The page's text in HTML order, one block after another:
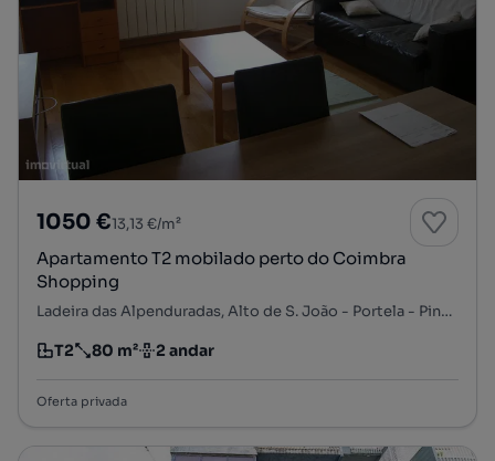
1050 €13,13 €/m²
Apartamento T2 mobilado perto do Coimbra
Shopping
Ladeira das Alpenduradas, Alto de S. João - Portela - Pinhal de Marrocos, Santo António dos Olivais, Coimbra, Coimbra
Tipologia
T2
Preço por metro quadrado
80 m²
Andar 2 andar
Oferta privada